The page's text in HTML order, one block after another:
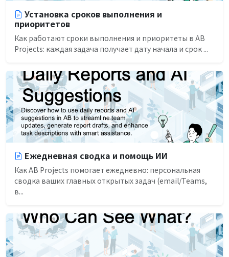
Установка сроков выполнения и
приоритетов
Как работают сроки выполнения и приоритеты в AB
Projects: каждая задача получает дату начала и срок ...
Ежедневная сводка и помощь ИИ
Как AB Projects помогает ежедневно: персональная
сводка ваших главных открытых задач (email/Teams,
в...